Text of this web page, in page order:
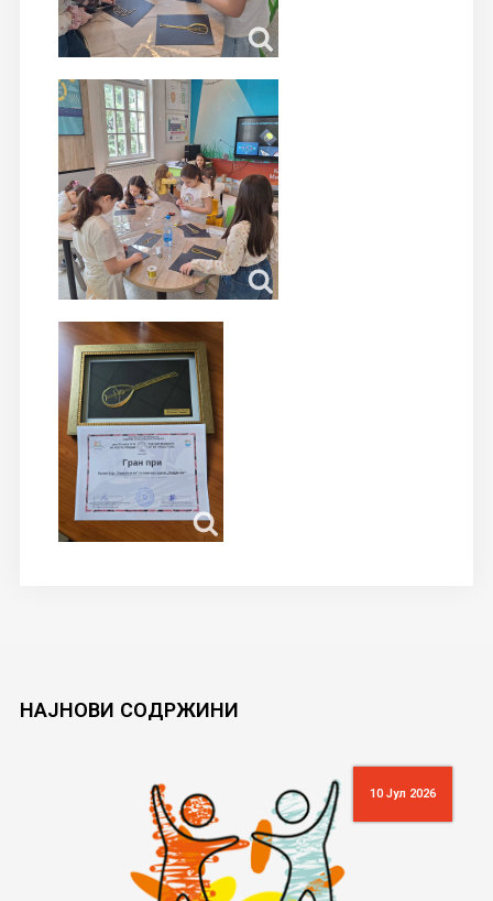
НАЈНОВИ СОДРЖИНИ
10 Јул 2026